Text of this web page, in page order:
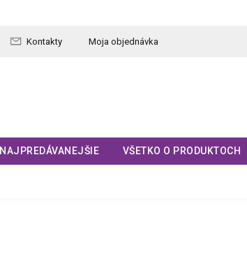
Kontakty Moja objednávka
NAJPREDÁVANEJŠIE VŠETKO O PRODUKTOCH